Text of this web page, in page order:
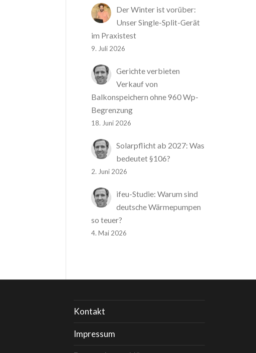
Der Winter ist vorüber:
Unser Single-Split-Gerät
im Praxistest
9. Juli 2026
Gerichte verbieten
Verkauf von
Balkonspeichern ohne 960 Wp-
Begrenzung
18. Juni 2026
Solarpflicht ab 2027: Was
bedeutet §106?
2. Juni 2026
ifeu-Studie: Warum sind
deutsche Wärmepumpen
so teuer?
4. Mai 2026
Kontakt
Impressum